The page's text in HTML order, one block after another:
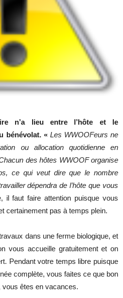
n’a lieu entre l’hôte et le
bénévolat. « Les WWOOFeurs ne
ou allocation quotidienne en
des hôtes WWOOF organise
ce qui veut dire que le nombre
dépendra de l’hôte que vous
il faut faire attention puisque vous
certainement pas à temps plein.
dans une ferme biologique, et
vous accueille gratuitement et on
Pendant votre temps libre puisque
complète, vous faites ce que bon
êtes en vacances.